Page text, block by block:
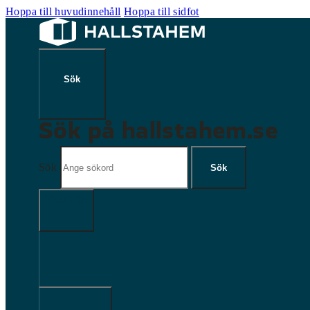
Hoppa till huvudinnehåll Hoppa till sidfot
Sök på hallstahem.se
Sök Sök